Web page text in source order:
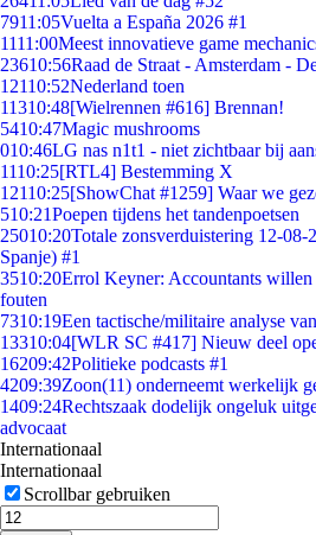
7911:05Vuelta a España 2026 #1
1111:00Meest innovatieve game
23610:56Raad de Straat - Amsterdam -
12110:52Nederland toen
11310:48[Wielrennen #616] Brennan!
5410:47Magic mushrooms
010:46LG nas n1t1 - niet zichtbaar bij
1110:25[RTL4] Bestemming X
12110:25[ShowChat #1259] Waar we
510:21Poepen tijdens het tandenpoetsen
25010:20Totale zonsverduistering 12-08-
Spanje) #1
3510:20Errol Keyner: Accountants
fouten
7310:19Een tactische/militaire analyse
13310:04[WLR SC #417] Nieuw deel
16209:42Politieke podcasts #1
4209:39Zoon(11) onderneemt werkelijk
1409:24Rechtszaak dodelijk ongeluk
advocaat
Internationaal
Internationaal
Scrollbar gebruiken